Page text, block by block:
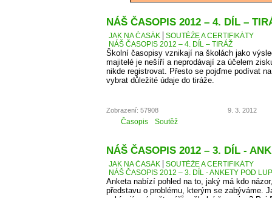
NÁŠ ČASOPIS 2012 – 4. DÍL –
JAK NA ČASÁK
SOUTĚŽE A CERTIFIKÁTY
NÁŠ ČASOPIS 2012 – 4. DÍL – TIRÁŽ
Školní časopisy vznikají na školách jako
majitelé je nešíří a neprodávají za účelem
nikde registrovat. Přesto se pojďme podívat
vybrat důležité údaje do tiráže.
Zobrazení: 57908 9. 3. 2012
Časopis Soutěž
NÁŠ ČASOPIS 2012 – 3. DÍL -
JAK NA ČASÁK
SOUTĚŽE A CERTIFIKÁTY
NÁŠ ČASOPIS 2012 – 3. DÍL - ANKETY POD
Anketa nabízí pohled na to, jaký má kdo
představu o problému, kterým se zabýváme.